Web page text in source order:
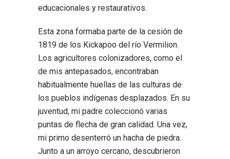
educacionales y restaurativos.
Esta zona formaba parte de la cesión de
1819 de los Kickapoo del río Vermilion.
Los agricultores colonizadores, como el
de mis antepasados, encontraban
habitualmente huellas de las culturas de
los pueblos indígenas desplazados. En su
juventud, mi padre coleccionó varias
puntas de flecha de gran calidad. Una vez,
mi primo desenterró un hacha de piedra.
Junto a un arroyo cercano, descubrieron